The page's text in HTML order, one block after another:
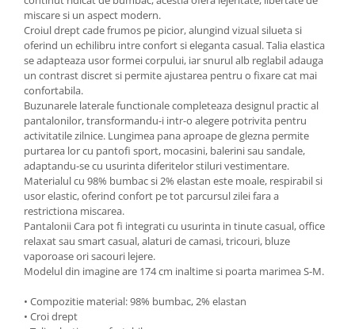
miscare si un aspect modern.
Croiul drept cade frumos pe picior, alungind vizual silueta si
oferind un echilibru intre confort si eleganta casual. Talia elastica
se adapteaza usor formei corpului, iar snurul alb reglabil adauga
un contrast discret si permite ajustarea pentru o fixare cat mai
confortabila.
Buzunarele laterale functionale completeaza designul practic al
pantalonilor, transformandu-i intr-o alegere potrivita pentru
activitatile zilnice. Lungimea pana aproape de glezna permite
purtarea lor cu pantofi sport, mocasini, balerini sau sandale,
adaptandu-se cu usurinta diferitelor stiluri vestimentare.
Materialul cu 98% bumbac si 2% elastan este moale, respirabil si
usor elastic, oferind confort pe tot parcursul zilei fara a
restrictiona miscarea.
Pantalonii Cara pot fi integrati cu usurinta in tinute casual, office
relaxat sau smart casual, alaturi de camasi, tricouri, bluze
vaporoase ori sacouri lejere.
Modelul din imagine are 174 cm inaltime si poarta marimea S-M.
• Compozitie material: 98% bumbac, 2% elastan
• Croi drept